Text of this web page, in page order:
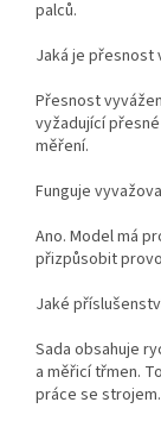
palců.
Jaká je přesnost
Přesnost
vyžadující
měření.
Funguje
Ano. Model má
přizpůsobit
Jaké
Sada obsahuje
a měřicí třmen.
práce se strojem.